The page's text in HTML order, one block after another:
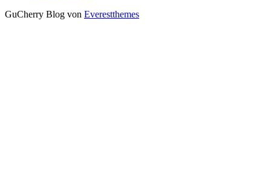
GuCherry Blog von Everestthemes